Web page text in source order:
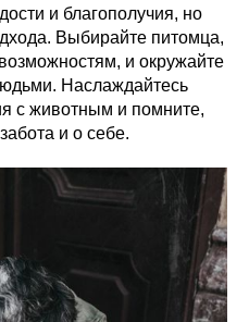
и благополучия, но
Выбирайте питомца,
и окружайте
Наслаждайтесь
с животным и помните,
и о себе.